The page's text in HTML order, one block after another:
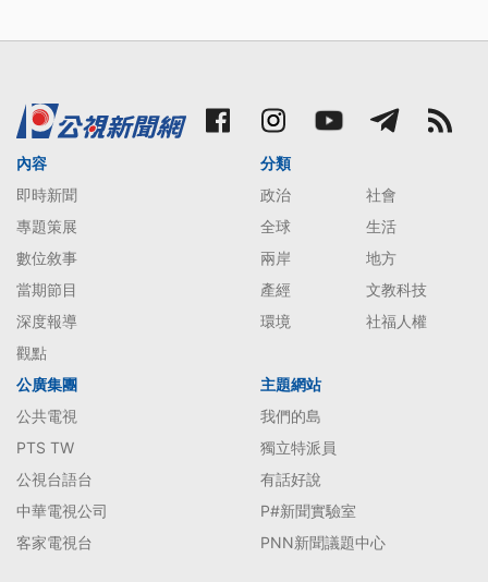
內容
即時新聞
專題策展
數位敘事
當期節目
深度報導
觀點
分類
政治
社會
全球
生活
兩岸
地方
產經
文教科技
環境
社福人權
公廣集團
公共電視
PTS TW
公視台語台
中華電視公司
客家電視台
主題網站
我們的島
獨立特派員
有話好說
P#新聞實驗室
PNN新聞議題中心